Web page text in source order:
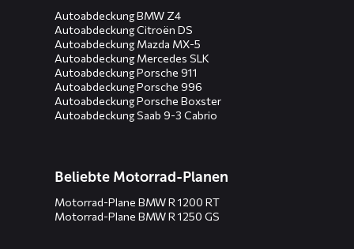
Autoabdeckung BMW Z4
Autoabdeckung Citroën DS
Autoabdeckung Mazda MX-5
Autoabdeckung Mercedes SLK
Autoabdeckung Porsche 911
Autoabdeckung Porsche 996
Autoabdeckung Porsche Boxster
Autoabdeckung Saab 9-3 Cabrio
Beliebte Motorrad-Planen
Motorrad-Plane BMW R 1200 RT
Motorrad-Plane BMW R 1250 GS